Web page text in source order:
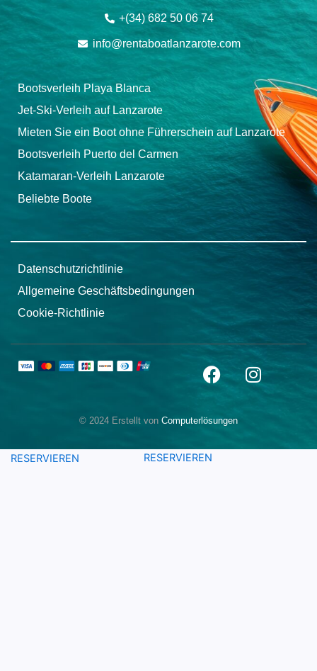
+(34) 682 50 06 74
info@rentaboatlanzarote.com
Bootsverleih Playa Blanca
Jet-Ski-Verleih auf Lanzarote
Mieten Sie ein Boot ohne Führerschein auf Lanzarote
Bootsverleih Puerto del Carmen
Katamaran-Verleih Lanzarote
Beliebte Boote
Datenschutzrichtlinie
Allgemeine Geschäftsbedingungen
Cookie-Richtlinie
F
a
e
o
I
n
g
© 2024 Erstellt von Computerlösungen
RESERVIEREN RESERVIEREN